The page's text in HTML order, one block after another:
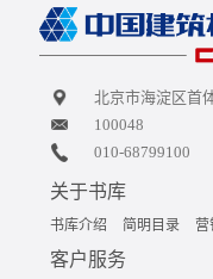
北京市海淀区首
100048
010-68799100
关于书库
书库介绍 简明目录 营
客户服务